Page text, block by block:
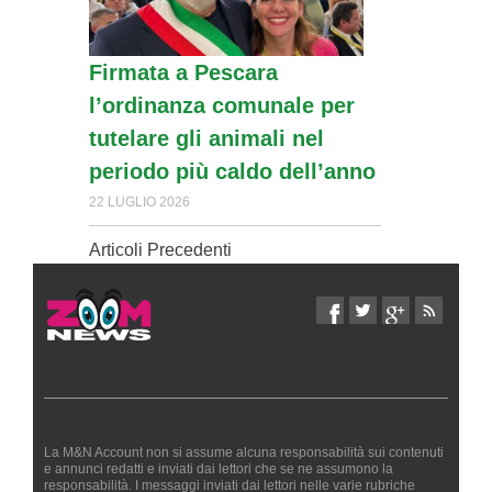
Firmata a Pescara
l’ordinanza comunale per
tutelare gli animali nel
periodo più caldo dell’anno
22 LUGLIO 2026
Articoli Precedenti
La M&N Account non si assume alcuna responsabilità sui contenuti
e annunci redatti e inviati dai lettori che se ne assumono la
responsabilità. I messaggi inviati dai lettori nelle varie rubriche